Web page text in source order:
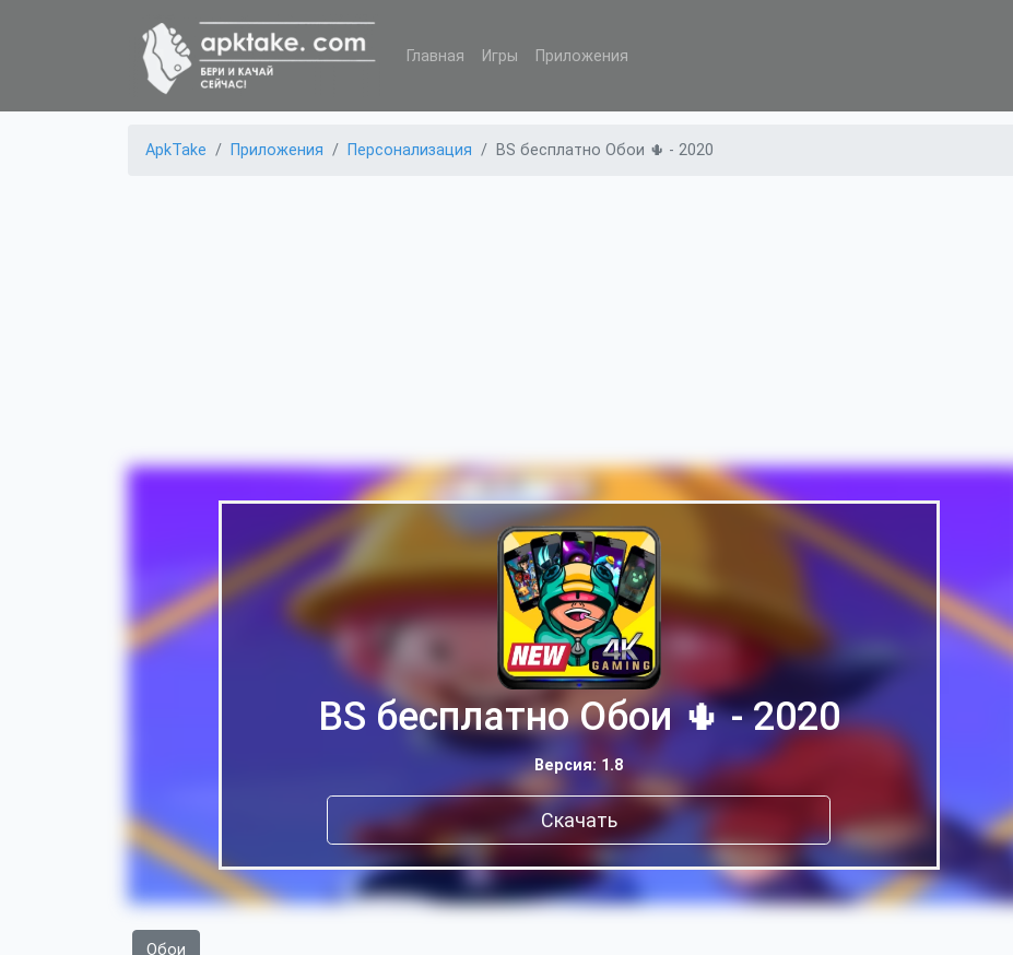
Главная Игры Приложения
ApkTake Приложения Персонализация BS бесплатно Обои 🌵 - 2020
BS бесплатно Обои 🌵 - 2020
Версия: 1.8
Скачать
Обои